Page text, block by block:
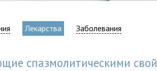
Лекарства Заболевания
спазмолитическими